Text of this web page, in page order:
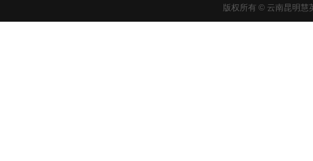
版权所有© 云南昆明